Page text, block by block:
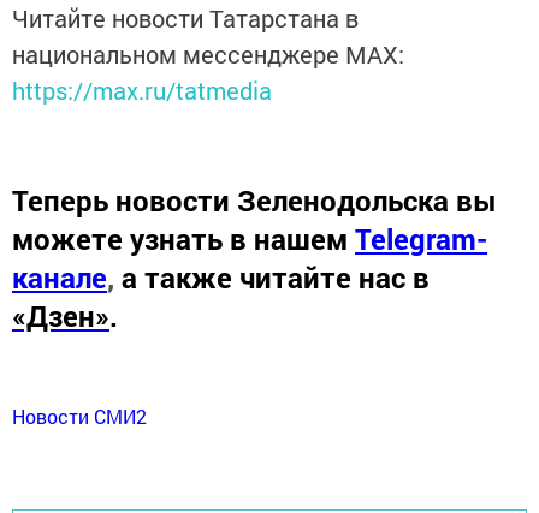
Читайте новости Татарстана в
национальном мессенджере MАХ:
https://max.ru/tatmedia
Теперь новости Зеленодольска вы
можете узнать в нашем Telegram-
канале, а также читайте нас в
«Дзен».
Новости СМИ2